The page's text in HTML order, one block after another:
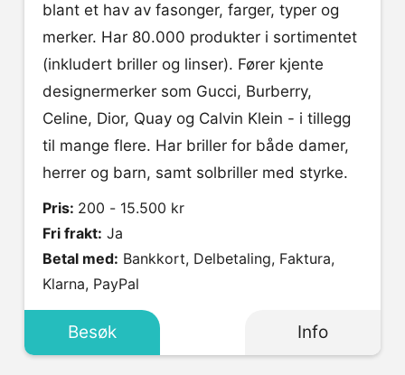
blant et hav av fasonger, farger, typer og
merker. Har 80.000 produkter i sortimentet
(inkludert briller og linser). Fører kjente
designermerker som Gucci, Burberry,
Celine, Dior, Quay og Calvin Klein - i tillegg
til mange flere. Har briller for både damer,
herrer og barn, samt solbriller med styrke.
Pris: 200 - 15.500 kr
Fri frakt: Ja
Betal med:
Klarna, PayPal
Besøk Info